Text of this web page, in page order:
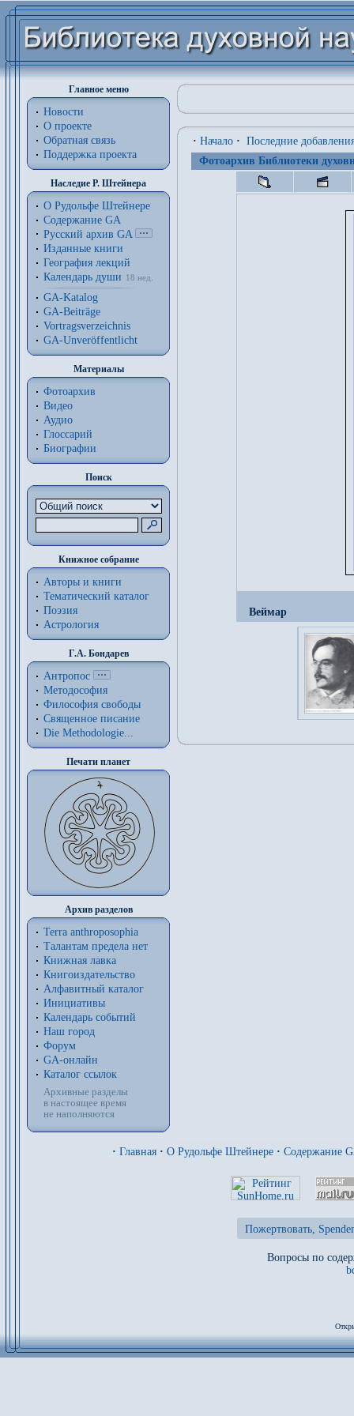
Главное меню
Новости
О проекте
Обратная связь
Поддержка проекта
Наследие Р. Штейнера
О Рудольфе Штейнере
Содержание GA
Русский архив GA
Изданные книги
География лекций
Календарь души
18 нед.
GA-Katalog
GA-Beiträge
Vortragsverzeichnis
GA-Unveröffentlicht
Материалы
Фотоархив
Видео
Аудио
Глоссарий
Биографии
Поиск
Книжное собрание
Авторы и книги
Тематический каталог
Поэзия
Астрология
Г.А. Бондарев
Антропос
Методософия
Философия cвободы
Священное писание
Die Methodologie...
Печати планет
Архив разделов
Terra anthroposophia
Талантам предела нет
Книжная лавка
Книгоиздательство
Алфавитный каталог
Инициативы
Календарь событий
Наш город
Форум
GA-онлайн
Каталог ссылок
Архивные разделы
в настоящее время
не наполняются
· Начало · Последние
Фотоархив Библиотеки
Веймар
· Главная · О Рудольфе Штейнере · Содержание
Пожертвовать,
Вопросы по